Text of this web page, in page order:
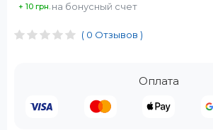
( 0 Отзывов )
Оплата
+ 10 грн. на бонусный счет